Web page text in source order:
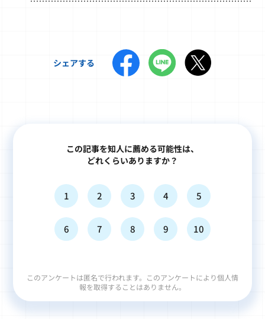
シェアする
この記事を知人に薦める可能性は、
どれくらいありますか？
1 2 3 4 5
6 7 8 9 10
このアンケートは匿名で行われます。このアンケートにより個人情
報を取得することはありません。